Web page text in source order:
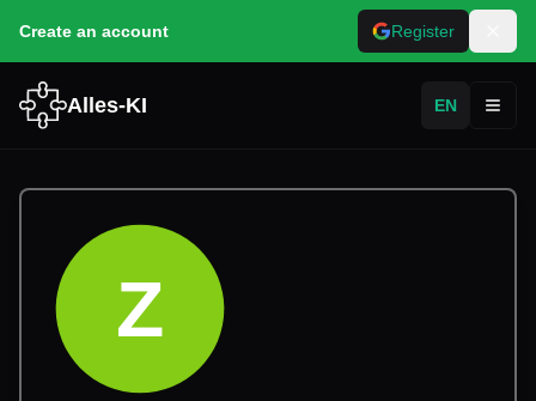
Create an account Register
Alles-KI EN
Z